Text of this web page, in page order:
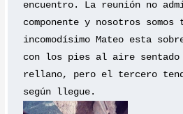
encuentro. La reunión no
componente y nosotros
incomodísimo Mateo esta
con los pies al aire sentado
rellano, pero el tercero
según llegue.